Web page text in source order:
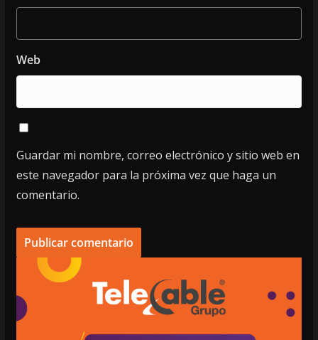
Web
Guardar mi nombre, correo electrónico y sitio web en
este navegador para la próxima vez que haga un
comentario.